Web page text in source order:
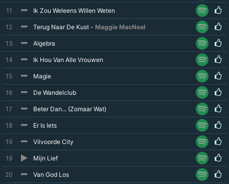
11 Ik Zou Weleens Willen Weten
12 Terug Naar De Kust - Maggie MacNeal
13 Algebra
14 Ik Hou Van Alle Vrouwen
15 Magie
16 De Wandelclub
17 Beter Dan... (Zomaar Wat)
18 Er Is Iets
19 Vilvoorde City
19 Mijn Lief
20 Van God Los